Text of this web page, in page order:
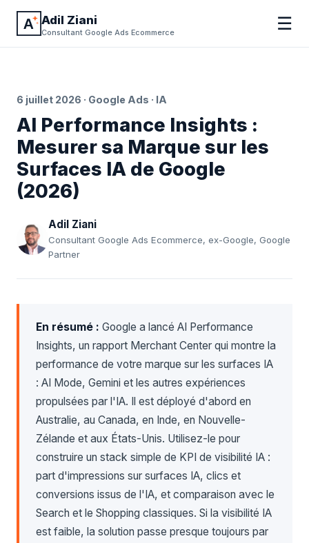
Adil Ziani
Consultant Google Ads Ecommerce ☰
6 juillet 2026 · Google Ads · IA
AI Performance Insights :
Mesurer sa Marque sur les
Surfaces IA de Google
(2026)
Adil Ziani
Consultant Google Ads Ecommerce, ex-Google, Google
Partner
En résumé : Google a lancé AI Performance
Insights, un rapport Merchant Center qui montre la
performance de votre marque sur les surfaces IA
: AI Mode, Gemini et les autres expériences
propulsées par l'IA. Il est déployé d'abord en
Australie, au Canada, en Inde, en Nouvelle-
Zélande et aux États-Unis. Utilisez-le pour
construire un stack simple de KPI de visibilité IA :
part d'impressions sur surfaces IA, clics et
conversions issus de l'IA, et comparaison avec le
Search et le Shopping classiques. Si la visibilité IA
est faible, la solution passe presque toujours par